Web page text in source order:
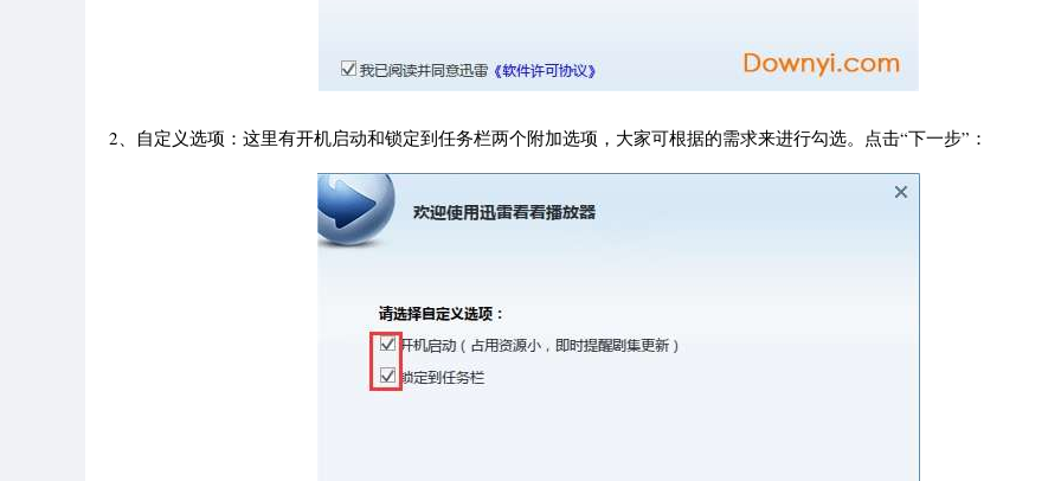
2、自定义选项：这里有开机启动和锁定到任务栏两个附加选项，大家可根据的需求来进行勾选。点击“下一步”：